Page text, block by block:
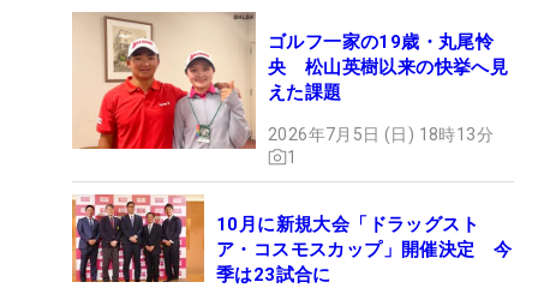
ゴルフ一家の19歳・丸尾怜
央 松山英樹以来の快挙へ見
えた課題
2026年7月5日 (日) 18時13分
1
10月に新規大会「ドラッグスト
ア・コスモスカップ」開催決定 今
季は23試合に